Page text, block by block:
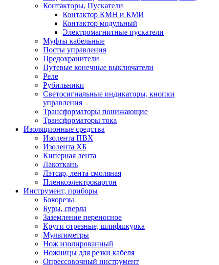
Контакторы, Пускатели
Контактор КМН и КМИ
Контактор модульный
Электромагнитные пускатели
Муфты кабельные
Посты управления
Предохранители
Путевые конечные выключатели
Реле
Рубильники
Светосигнальные индикаторы, кнопки
управления
Трансформаторы понижающие
Трансформаторы тока
Изоляционные средства
Изолента ПВХ
Изолента ХБ
Киперная лента
Лакоткань
Лэтсар, лента смоляная
Пленкоэлектрокартон
Инструмент, приборы
Бокорезы
Буры, сверла
Заземление переносное
Круги отрезные, шлифшкурка
Мультиметры
Нож изолированный
Ножницы для резки кабеля
Опрессовочный инструмент